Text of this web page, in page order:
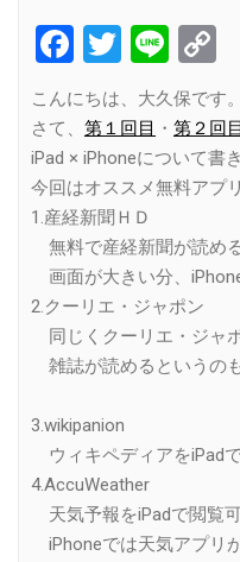
Facebook
Twitter
Line
こんにちは、大久保です。
さて、 第１回目 ・ 第２回目
iPad × iPhoneについて書
今回はオススメ無料アプ
1.産経新聞ＨＤ
無料で産経新聞が読める
画面が大きい分、
2.クーリエ・ジャポン
同じくクーリエ・ジャ
雑誌が読めるというの
3.wikipanion
ウィキペディアをiPad
4.AccuWeather
天気予報をiPadで閲覧可
iPhoneでは天気アプリ